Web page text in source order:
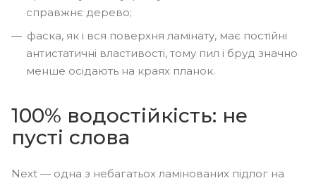
справжнє дерево;
фаска, як і вся поверхня ламінату, має постійні
антистатичні властивості, тому пил і бруд значно
менше осідають на краях планок.
100% водостійкість: не
пусті слова
Next — одна з небагатьох ламінованих підлог на